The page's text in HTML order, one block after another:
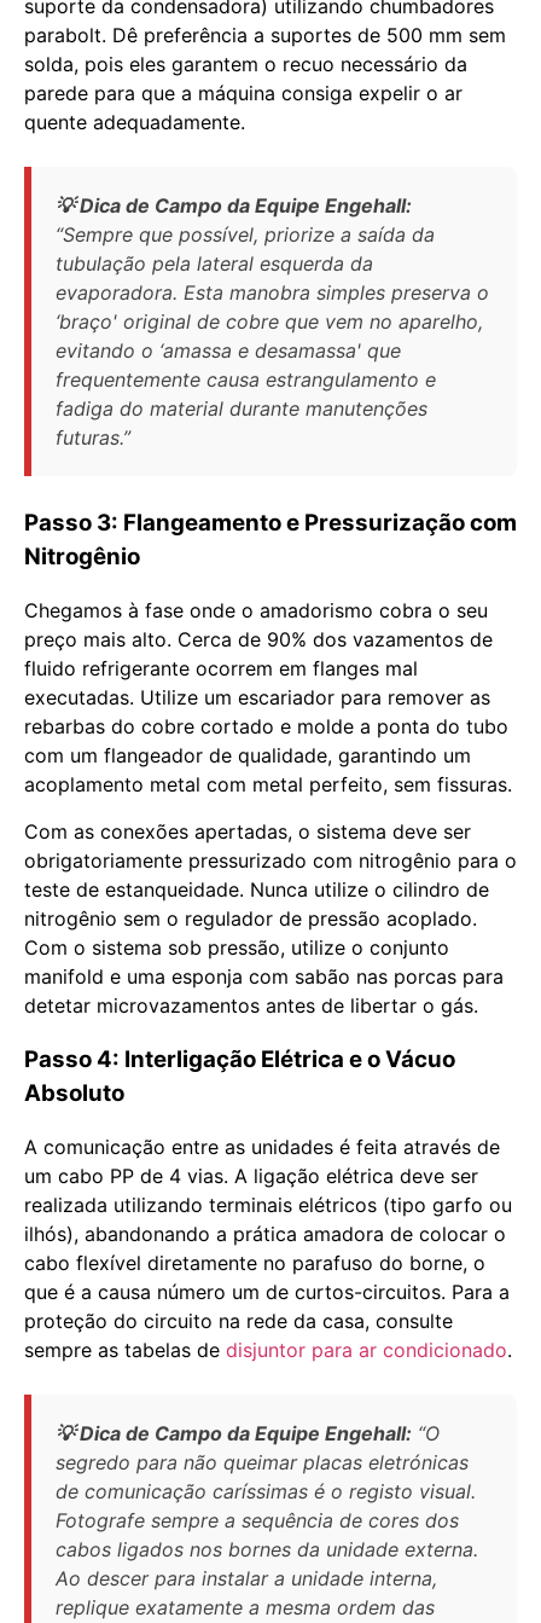
suporte da condensadora) utilizando chumbadores
parabolt. Dê preferência a suportes de 500 mm sem
solda, pois eles garantem o recuo necessário da
parede para que a máquina consiga expelir o ar
quente adequadamente.
💡 Dica de Campo da Equipe Engehall:
“Sempre que possível, priorize a saída da
tubulação pela lateral esquerda da
evaporadora. Esta manobra simples preserva o
‘braço' original de cobre que vem no aparelho,
evitando o ‘amassa e desamassa' que
frequentemente causa estrangulamento e
fadiga do material durante manutenções
futuras.”
Passo 3: Flangeamento e Pressurização com
Nitrogênio
Chegamos à fase onde o amadorismo cobra o seu
preço mais alto. Cerca de 90% dos vazamentos de
fluido refrigerante ocorrem em flanges mal
executadas. Utilize um escariador para remover as
rebarbas do cobre cortado e molde a ponta do tubo
com um flangeador de qualidade, garantindo um
acoplamento metal com metal perfeito, sem fissuras.
Com as conexões apertadas, o sistema deve ser
obrigatoriamente pressurizado com nitrogênio para o
teste de estanqueidade. Nunca utilize o cilindro de
nitrogênio sem o regulador de pressão acoplado.
Com o sistema sob pressão, utilize o conjunto
manifold e uma esponja com sabão nas porcas para
detetar microvazamentos antes de libertar o gás.
Passo 4: Interligação Elétrica e o Vácuo
Absoluto
A comunicação entre as unidades é feita através de
um cabo PP de 4 vias. A ligação elétrica deve ser
realizada utilizando terminais elétricos (tipo garfo ou
ilhós), abandonando a prática amadora de colocar o
cabo flexível diretamente no parafuso do borne, o
que é a causa número um de curtos-circuitos. Para a
proteção do circuito na rede da casa, consulte
sempre as tabelas de disjuntor para ar condicionado.
💡 Dica de Campo da Equipe Engehall: “O
segredo para não queimar placas eletrónicas
de comunicação caríssimas é o registo visual.
Fotografe sempre a sequência de cores dos
cabos ligados nos bornes da unidade externa.
Ao descer para instalar a unidade interna,
replique exatamente a mesma ordem das